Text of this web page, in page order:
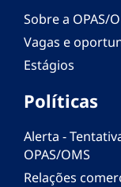
Sobre a OPAS/
Vagas e
Estágios
Políticas
Alerta -
OPAS/OMS
Relações